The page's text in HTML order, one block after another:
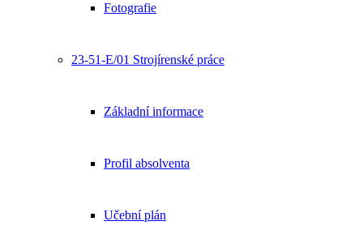
Fotografie
23-51-E/01 Strojírenské práce
Základní informace
Profil absolventa
Učební plán